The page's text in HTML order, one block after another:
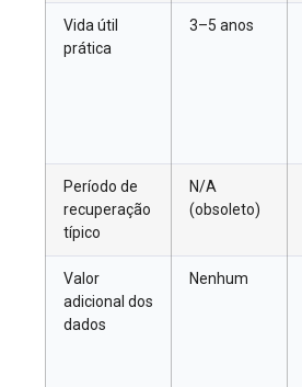
Vida útil
prática
3–5 anos
Período de
recuperação
típico
N/A
(obsoleto)
Valor
adicional dos
dados
Nenhum